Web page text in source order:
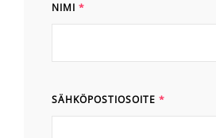
NIMI *
SÄHKÖPOSTIOSOITE *